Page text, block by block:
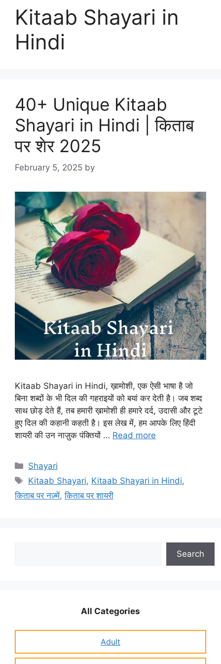
Kitaab Shayari in
Hindi
40+ Unique Kitaab
Shayari in Hindi | किताब
पर शेर 2025
February 5, 2025 by
Kitaab Shayari in Hindi, ख़ामोशी, एक ऐसी भाषा है जो
बिना शब्दों के भी दिल की गहराइयों को बयां कर देती है। जब शब्द
साथ छोड़ देते हैं, तब हमारी ख़ामोशी ही हमारे दर्द, उदासी और टूटे
हुए दिल की कहानी कहती है। इस लेख में, हम आपके लिए हिंदी
शायरी की उन नाज़ुक पंक्तियों … Read more
Categories
Shayari
Tags
Kitaab Shayari, Kitaab Shayari in Hindi,
किताब पर नज़्में,किताब पर शायरी
Search
All Categories
Adult